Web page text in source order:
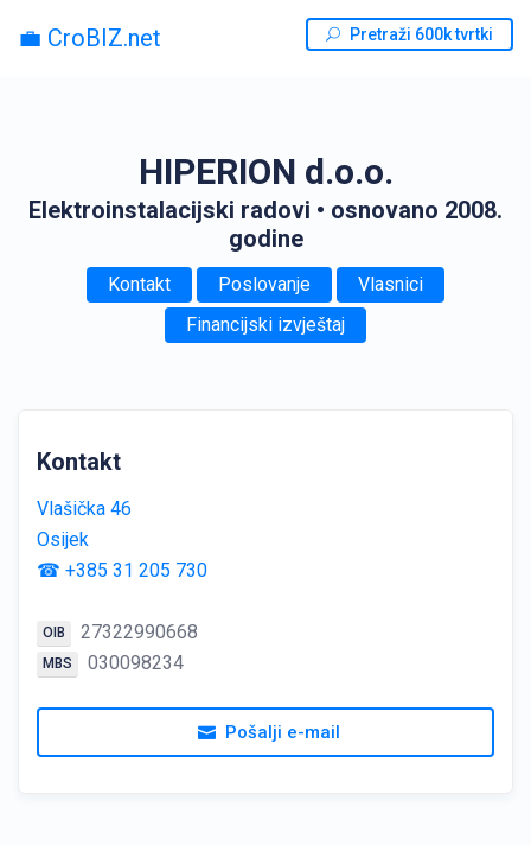
💼 CroBIZ.net Pretraži 600k tvrtki
HIPERION d.o.o.
Elektroinstalacijski radovi • osnovano 2008.
godine
Kontakt Poslovanje
Vlasnici
Financijski izvještaj
Kontakt
Vlašička 46
Osijek
☎ +385 31 205 730
OIB 27322990668
MBS 030098234
Pošalji e-mail